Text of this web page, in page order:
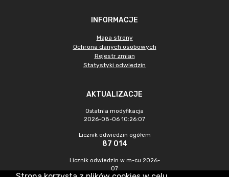
INFORMACJE
Mapa strony
Ochrona danych osobowych
Rejestr zmian
Statystyki odwiedzin
AKTUALIZACJE
Ostatnia modyfikacja
2026-08-06 10:26:07
Licznik odwiedzin ogółem
87 014
Licznik odwiedzin w m-cu 2026-
07